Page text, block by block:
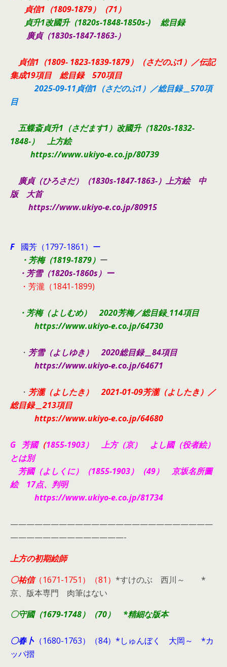
貞信1（1809-1879）（71）
貞升1改國升（1820s-1848-1850s-)
総目録
廣貞（1830s-1847-1863-）
貞信1（1809- 1823-1839-1879）（さだのぶ1）／伝記
集成19項目 総目録 570項目
2025-09-11貞信1（さだのぶ1）／総目録＿570項
目
五蝶斎貞升1（さだます1）改國升（1820s-1832-
1848-） 上方絵
https://www.ukiyo-e.co.jp/80739
廣貞（ひろさだ）（1830s-1847-1863-）上方絵 中
版 大首
https://www.ukiyo-e.co.jp/80915
F 國芳（1797-1861）ー
・芳梅（1819-1879） ー
・芳雪（1820s-1860s）ー
・芳瀧（1841-1899)
・芳梅（よしむめ） 2020芳梅／総目録_114項目
https://www.ukiyo-e.co.jp/64730
・ 芳雪（よしゆき） 2020総目録＿84項目
https://www.ukiyo-e.co.jp/64671
・ 芳瀧（よしたき） 2021-01-09芳瀧（よしたき）／
総目録＿213項目
https://www.ukiyo-e.co.jp/64680
G 芳國（1855-1903） 上方（京） よし國（役者絵）
とは別
芳國（よしくに）（1855-1903）（49） 京坂名所圖
絵 17点、判明
https://www.ukiyo-e.co.jp/81734
—————————————————————————
——————————————-
上方の初期絵師
〇祐信（1671-1751）（81） *すけのぶ 西川～ *
京、版本専門 肉筆はない
〇守國（1679-1748）（70） *精細な版本
〇春卜 （1680-1763）（84）*しゅんぼく 大岡～ *カ
ッパ摺